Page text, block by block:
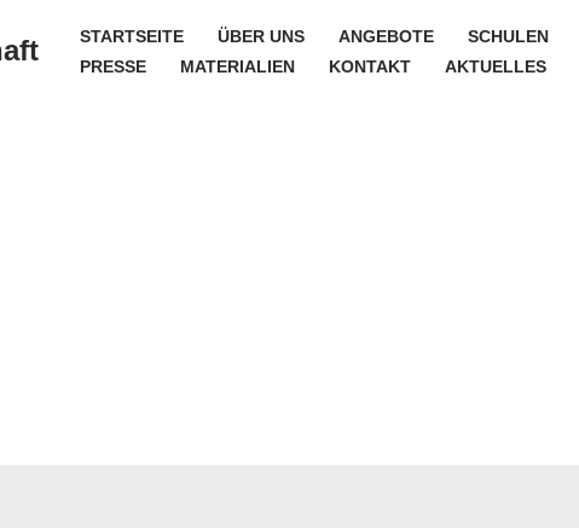
STARTSEITE ÜBER UNS ANGEBOTE SCHULEN
PRESSE
MATERIALIEN KONTAKT AKTUELLES